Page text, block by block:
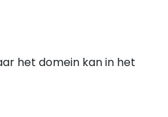
het domein kan in het